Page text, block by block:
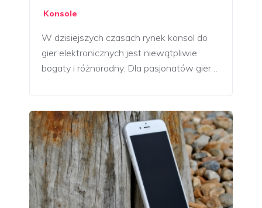
Konsole
W dzisiejszych czasach rynek konsol do
gier elektronicznych jest niewątpliwie
bogaty i różnorodny. Dla pasjonatów gier…